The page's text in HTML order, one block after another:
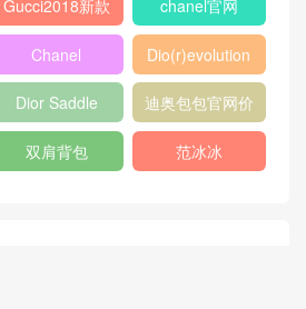
Gucci2018新款
女包
chanel官网
Chanel
Gabrielle小号流
浪包
Dio(r)evolution
Dior Saddle
Bag
迪奥包包官网价
格
双肩背包 范冰冰